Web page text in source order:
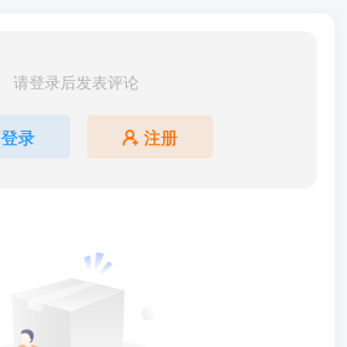
请登录后发表评论
登录 注册